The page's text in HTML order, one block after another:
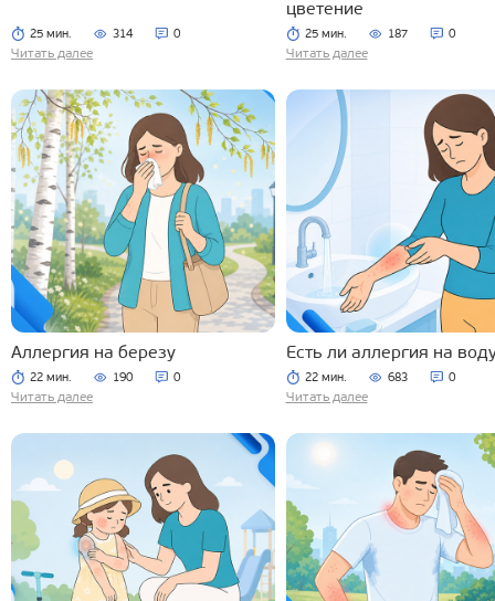
25 мин. 314 0
Читать далее
цветение
25 мин. 187 0
Читать далее
Аллергия на березу
22 мин. 190 0
Читать далее
Есть ли аллергия на
22 мин. 683 0
Читать далее